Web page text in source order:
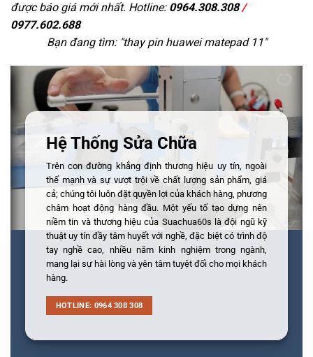
được báo giá mới nhất. Hotline: 0964.308.308/
0977.602.688
Bạn đang tìm: "thay pin huawei matepad 11"
Hệ Thống Sửa Chữa
Trên con đường khẳng định thương hiệu uy tín, ngoài
thế mạnh và sự vượt trội về chất lượng sản phẩm, giá
cả; chúng tôi luôn đặt quyền lợi của khách hàng, phương
châm hoạt động hàng đầu. Một yếu tố tạo dựng nên
niềm tin và thương hiệu của Suachua60s là đội ngũ kỹ
thuật uy tín đầy tâm huyết với nghề, đặc biệt có trình độ
tay nghề cao, nhiều năm kinh nghiệm trong ngành,
mang lại sự hài lòng và yên tâm tuyệt đối cho mọi khách
hàng.
HOTLINE: 0964 308 308